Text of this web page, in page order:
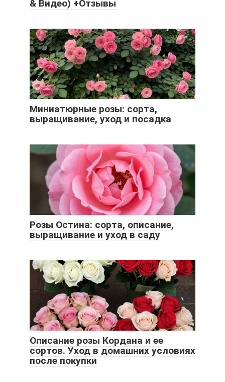
& Видео) +Отзывы
Миниатюрные розы: сорта,
выращивание, уход и посадка
Розы Остина: сорта, описание,
выращивание и уход в саду
Описание розы Кордана и ее
сортов. Уход в домашних условиях
после покупки